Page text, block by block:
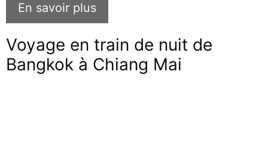
En savoir plus
Voyage en train de nuit de
Bangkok à Chiang Mai